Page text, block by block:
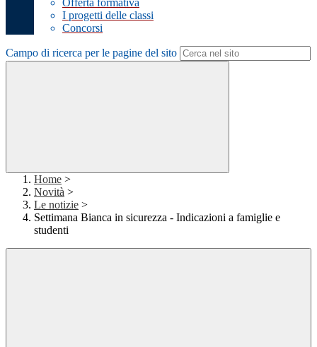
Offerta formativa
I progetti delle classi
Concorsi
Campo di ricerca per le pagine del sito
Home >
Novità >
Le notizie >
Settimana Bianca in sicurezza - Indicazioni a famiglie e
studenti